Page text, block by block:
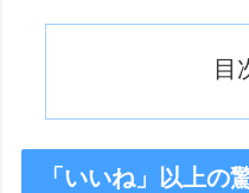
目
「いいね」以上の